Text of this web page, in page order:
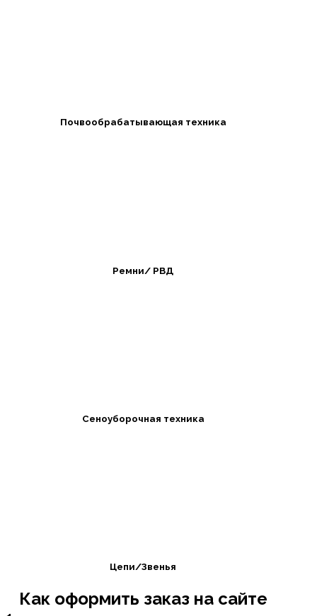
Почвообрабатывающая техника
Ремни/ РВД
Сеноуборочная техника
Цепи/Звенья
Как оформить заказ на сайте